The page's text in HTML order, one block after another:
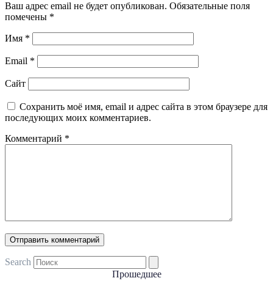
Ваш адрес email не будет опубликован. Обязательные поля
помечены *
Имя *
Email *
Сайт
Сохранить моё имя, email и адрес сайта в этом браузере для
последующих моих комментариев.
Комментарий *
Search
Прошедшее